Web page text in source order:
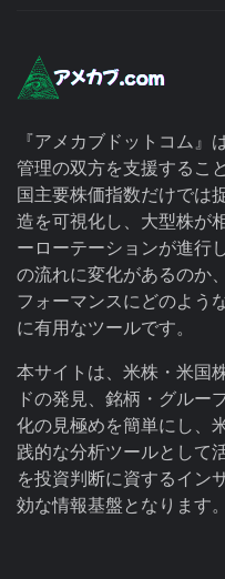
『アメカブドットコム』
管理の双方を支援するこ
国主要株価指数だけでは
造を可視化し、大型株が
ーローテーションが進行
の流れに変化があるのか
フォーマンスにどのよう
に有用なツールです。
本サイトは、米株・米国
ドの発見、銘柄・グルー
化の見極めを簡単にし、
践的な分析ツールとして
を投資判断に資するイン
効な情報基盤となります。